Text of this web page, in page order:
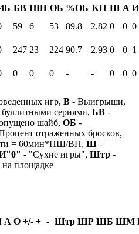
БВ ПШ ОБ %ОБ КН Ш А
59 6 53 89.8 2.82 0 0 0
247 23 224 90.7 2.93 0 0 1
0 0 0 - - 0 0 0
игр, В - Выигрыши,
сериями, БВ -
шайб, ОБ -
отраженных бросков,
= 60мин*ПШ/ВП, Ш -
- "Сухие игры", Штр -
площадке
А О +/- + - Штр ШР ШБ ШМ